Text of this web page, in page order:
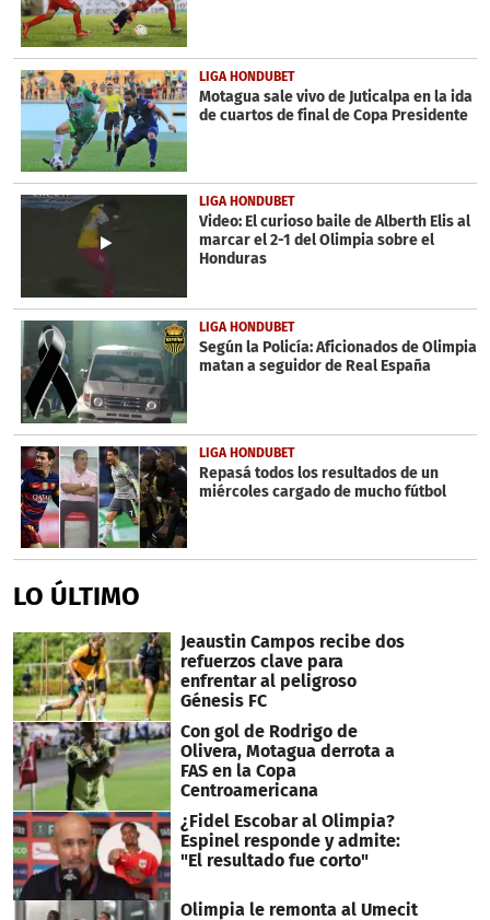
LIGA HONDUBET
Motagua sale vivo de Juticalpa en la ida
de cuartos de final de Copa Presidente
LIGA HONDUBET
Video: El curioso baile de Alberth Elis al
marcar el 2-1 del Olimpia sobre el
Honduras
LIGA HONDUBET
Según la Policía: Aficionados de Olimpia
matan a seguidor de Real España
LIGA HONDUBET
Repasá todos los resultados de un
miércoles cargado de mucho fútbol
LO ÚLTIMO
Jeaustin Campos recibe dos
refuerzos clave para
enfrentar al peligroso
Génesis FC
Con gol de Rodrigo de
Olivera, Motagua derrota a
FAS en la Copa
Centroamericana
¿Fidel Escobar al Olimpia?
Espinel responde y admite:
"El resultado fue corto"
Olimpia le remonta al Umecit